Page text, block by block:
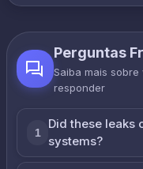
Perguntas
Saiba mais
responder
1
Did these leaks
systems?